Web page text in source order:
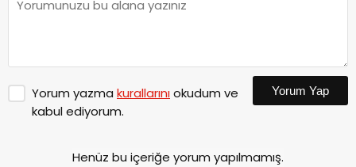
Yorum yazma kurallarınıokudum ve
kabul ediyorum.
Yorum Yap
Henüz bu içeriğe yorum yapılmamış.